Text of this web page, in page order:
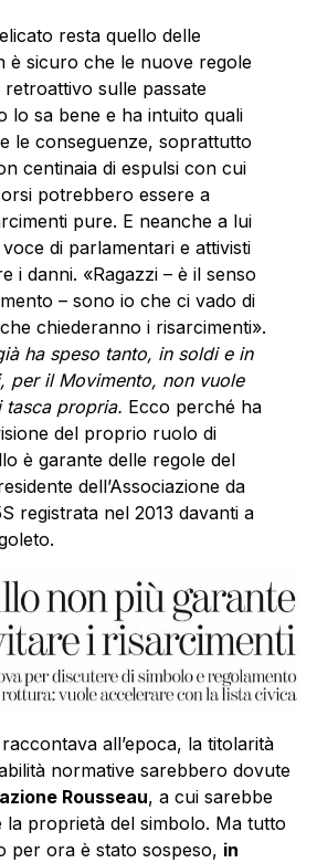
resta quello delle
è sicuro che le nuove regole
sulle passate
lo sa bene e ha intuito quali
le conseguenze, soprattutto
centinaia di espulsi con cui
potrebbero essere a
pure. E neanche a lui
di parlamentari e attivisti
i danni. «Ragazzi – è il senso
– sono io che ci vado di
chiederanno i risarcimenti».
ha speso tanto, in soldi e in
per il Movimento, non vuole
propria. Ecco perché ha
del proprio ruolo di
è garante delle regole del
dell’Associazione da
registrata nel 2013 davanti a
all’epoca, la titolarità
normative sarebbero dovute
Rousseau, a cui sarebbe
proprietà del simbolo. Ma tutto
per ora è stato sospeso, in